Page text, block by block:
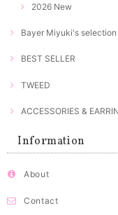
2026 New
Bayer Miyuki's selection
BEST SELLER
TWEED
ACCESSORIES &
Information
About
Contact